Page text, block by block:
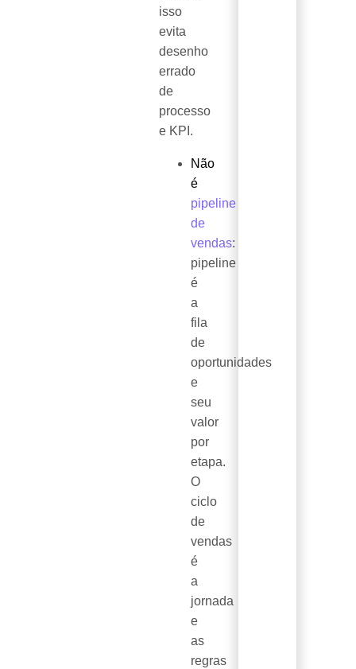
isso
evita
desenho
errado
de
processo
e KPI.
Não
é
pipeline
de
vendas:
pipeline
é
a
fila
de
oportunidades
e
seu
valor
por
etapa.
O
ciclo
de
vendas
é
a
jornada
e
as
regras